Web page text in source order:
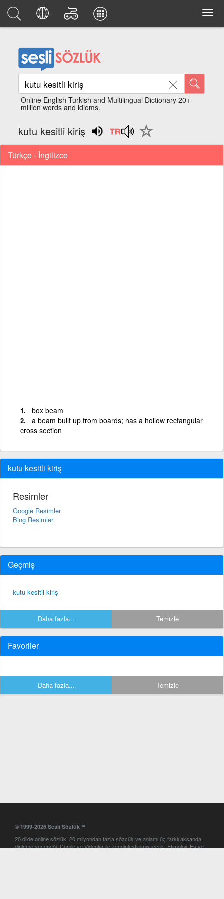
Online English Turkish and Multilingual Dictionary 20+
million words and idioms.
kutu kesitli kiriş
Türkçe - İngilizce
box beam
a beam built up from boards; has a hollow rectangular
cross section
kutu kesitli kiriş
Resimler
Google Resimler
Bing Resimler
Geçmiş
kutu kesitli kiriş
Daha fazla... Temizle
Favoriler
Daha fazla... Temizle
© 1999-2026 Sesli Sözlük™
20 dilde online sözlük. 20 milyondan fazla sözcük ve anlamı üç farklı aksanda
dinleme seçeneği. Cümle ve Videolar ile zenginleştirilmiş içerik. Etimoloji, Eş ve